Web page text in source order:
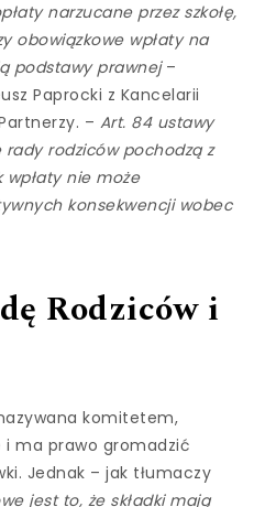
narzucane przez szkołę,
obowiązkowe wpłaty na
podstawy prawnej –
Paprocki z Kancelarii
– Art. 84 ustawy
rodziców pochodzą z
wpłaty nie może
konsekwencji wobec
Rodziców i
komitetem,
i ma prawo gromadzić
Jednak – jak tłumaczy
jest to, że składki mają